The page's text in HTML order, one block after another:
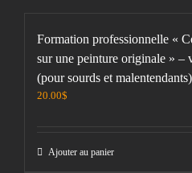
Formation professionnelle «
sur une peinture originale » –
(pour sourds et malentendants)
20.00$
Ajouter au panier